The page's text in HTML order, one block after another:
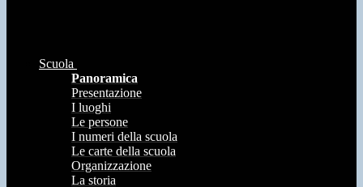
Scuola
Panoramica
Presentazione
I luoghi
Le persone
I numeri della scuola
Le carte della scuola
Organizzazione
La storia